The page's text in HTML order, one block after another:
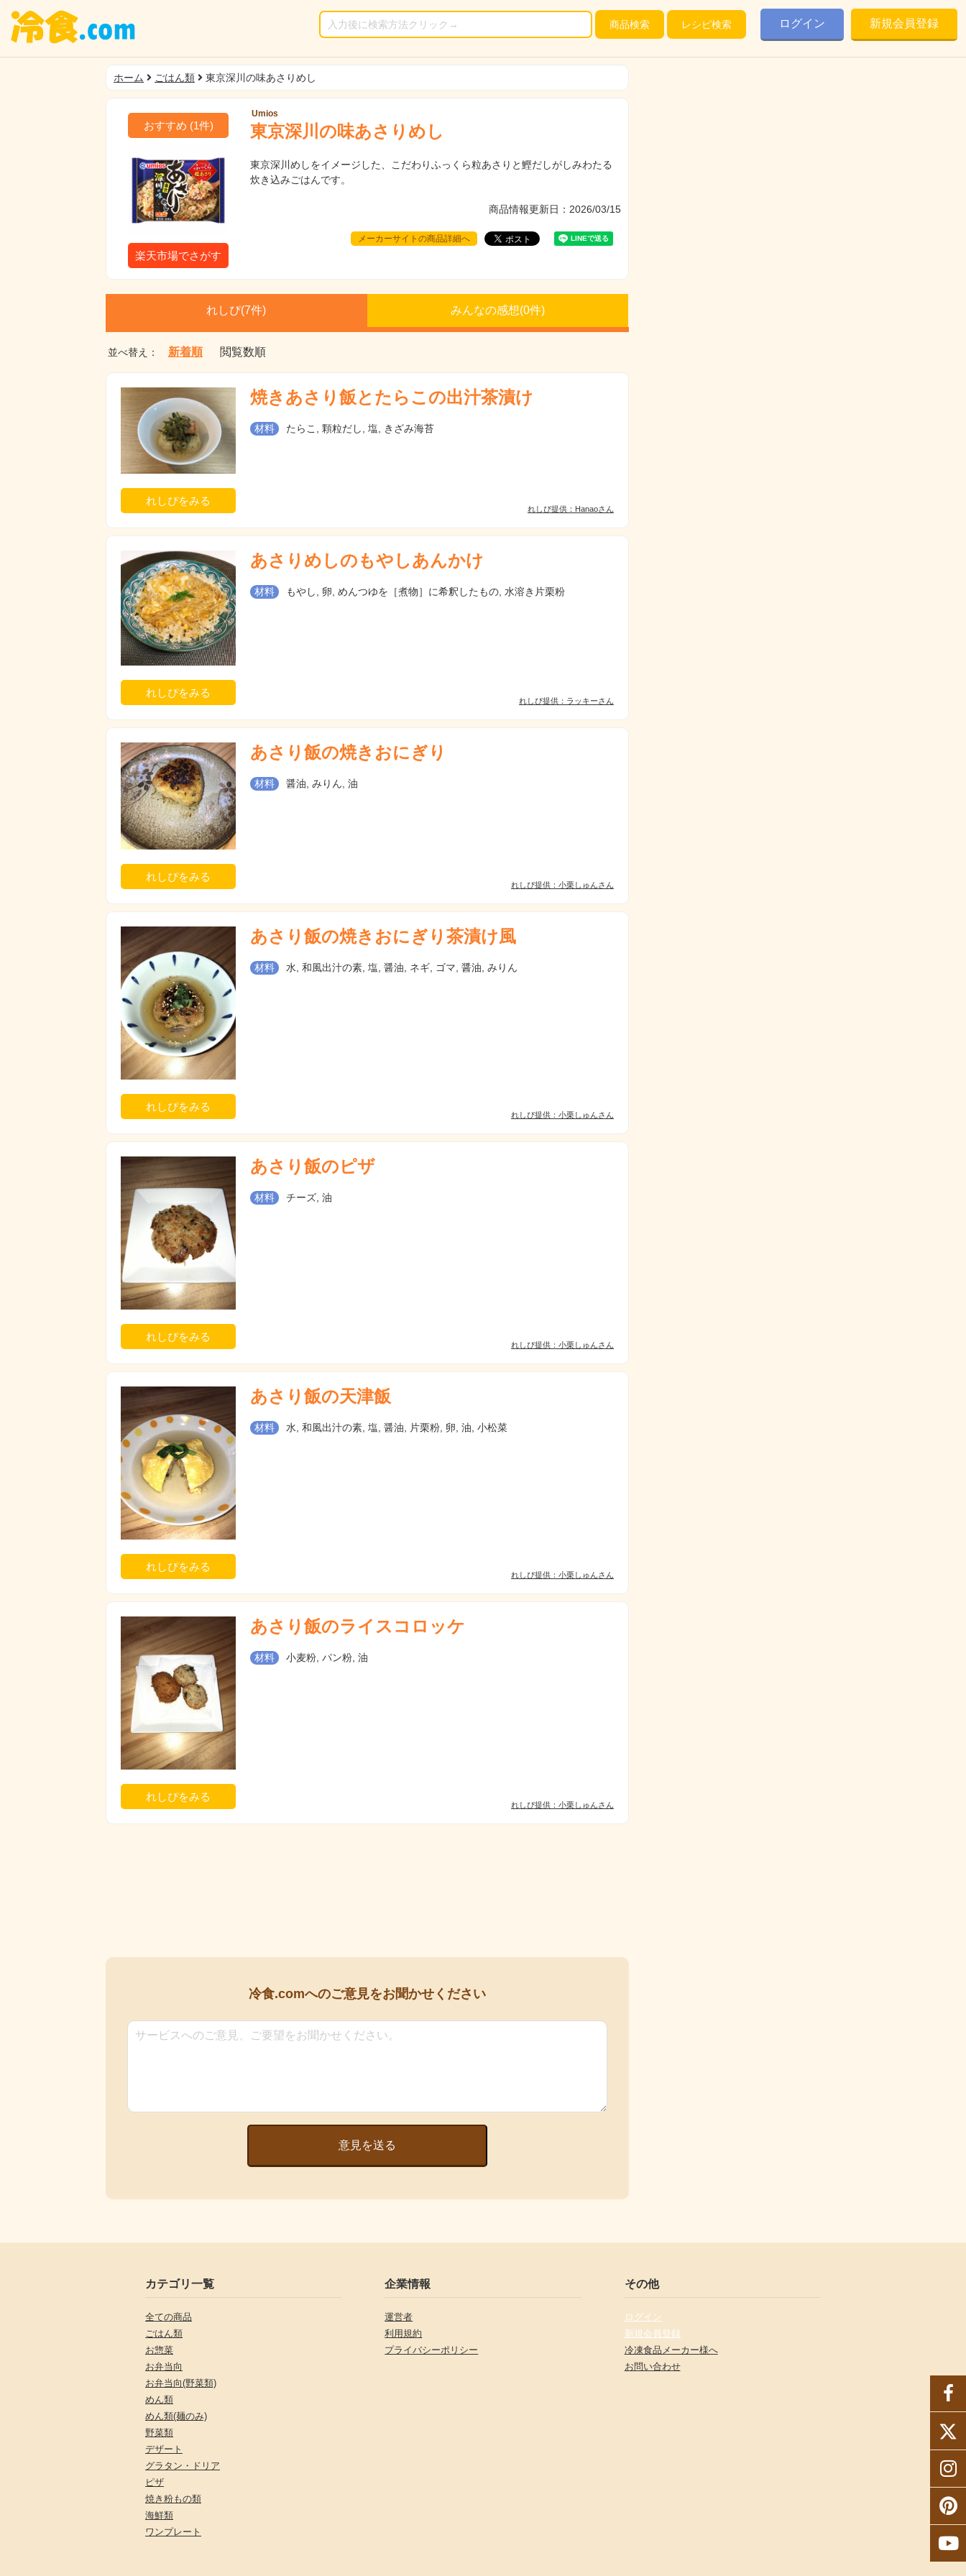
商品検索 レシピ検索 ログイン 新規会員登録
ホーム ごはん類 東京深川の味あさりめし
おすすめ (1件)
楽天市場でさがす
Umios
東京深川の味あさりめし
東京深川めしをイメージした、こだわりふっくら粒あさりと鰹だしがしみわたる
炊き込みごはんです。
商品情報更新日：2026/03/15
メーカーサイトの商品詳細へ
れしぴ(7件) みんなの感想(0件)
並べ替え： 新着順 閲覧数順
れしぴをみる
焼きあさり飯とたらこの出汁茶漬け
材料 たらこ, 顆粒だし, 塩, きざみ海苔
れしぴ提供：Hanaoさん
れしぴをみる
あさりめしのもやしあんかけ
材料 もやし, 卵, めんつゆを［煮物］に希釈したもの, 水溶き片栗粉
れしぴ提供：ラッキーさん
れしぴをみる
あさり飯の焼きおにぎり
材料 醤油, みりん, 油
れしぴ提供：小栗しゅんさん
れしぴをみる
あさり飯の焼きおにぎり茶漬け風
材料 水, 和風出汁の素, 塩, 醤油, ネギ, ゴマ, 醤油, みりん
れしぴ提供：小栗しゅんさん
れしぴをみる
あさり飯のピザ
材料 チーズ, 油
れしぴ提供：小栗しゅんさん
れしぴをみる
あさり飯の天津飯
材料 水, 和風出汁の素, 塩, 醤油, 片栗粉, 卵, 油, 小松菜
れしぴ提供：小栗しゅんさん
れしぴをみる
あさり飯のライスコロッケ
材料 小麦粉, パン粉, 油
れしぴ提供：小栗しゅんさん
冷食.comへのご意見をお聞かせください
意見を送る
カテゴリ一覧
全ての商品
ごはん類
お惣菜
お弁当向
お弁当向(野菜類)
めん類
めん類(麺のみ)
野菜類
デザート
グラタン・ドリア
ピザ
焼き粉もの類
海鮮類
ワンプレート
企業情報
運営者
利用規約
プライバシーポリシー
その他
ログイン
新規会員登録
冷凍食品メーカー様へ
お問い合わせ